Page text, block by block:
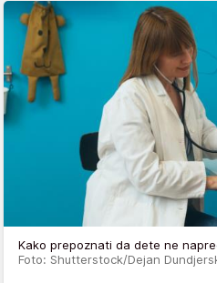
Kako prepoznati da dete ne
Foto: Shutterstock/Dejan